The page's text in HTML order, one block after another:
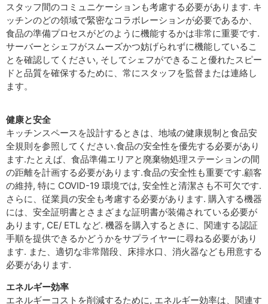
スタッフ間のコミュニケーションも考慮する必要があります. キ
ッチンのどの領域で緊密なコラボレーションが必要であるか、
食品の準備プロセスがどのように機能するかは非常に重要です.
サーバーとシェフがスムーズかつ妨げられずに機能しているこ
とを確認してください, そしてシェフができること優れたスピー
ドと品質を確保するために、常にスタッフを監督または連絡し
ます。
健康と安全
キッチンスペースを設計するときは、地域の健康規制と食品安
全規則を参照してください.食品の安全性を優先する必要があり
ます.たとえば、食品準備エリアと廃棄物処理ステーションの間
の距離を計画する必要があります.食品の安全性も重要です.顧客
の維持, 特に COVID-19 環境では, 安全性と清潔さも不可欠です.
さらに、従業員の安全も考慮する必要があります. 購入する機器
には、安全証明書とさまざまな証明書が装備されている必要が
あります, CE/ ETL など. 機器を購入するときに、関連する認証
手順を提供できるかどうかをサプライヤーに尋ねる必要があり
ます. また、適切な非常階段、床排水口、消火器なども用意する
必要があります.
エネルギー効率
エネルギーコストを削減するために, エネルギー効率は、関連す